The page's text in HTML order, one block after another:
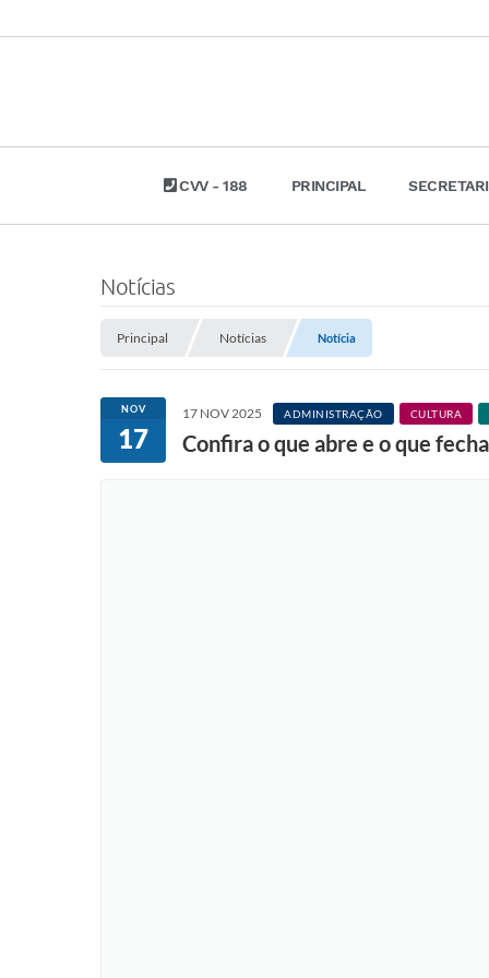
CVV - 188 PRINCIPAL
Notícias
Principal Notícias Notícia
NOV
17
17 NOV 2025 ADMINISTRAÇÃO CULTURA
Confira o que abre e o que